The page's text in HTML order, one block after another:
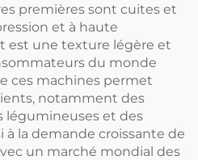
premières sont cuites et
et à haute
est une texture légère et
du monde
ces machines permet
notamment des
légumineuses et des
à la demande croissante de
un marché mondial des